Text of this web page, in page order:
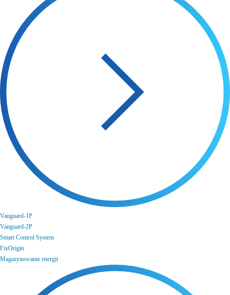
Vanguard-1P
Vanguard-2P
Smart Control System
FixOrigin
Magazynowanie energii